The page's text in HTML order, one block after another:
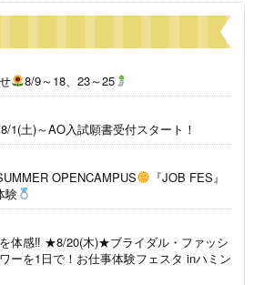
8/9～18、23～25
1(土)～AO入試願書受付スタート！
OPENCAMPUS
『JOB FES』
験
体感‼ ★8/20(木)★ブライダル・ファッシ
ーを1日で！お仕事体験フェスタ inハミン